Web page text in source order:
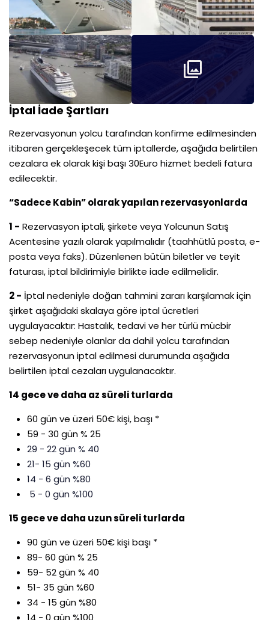
İptal İade Şartları
Rezervasyonun yolcu tarafından konfirme edilmesinden
itibaren gerçekleşecek tüm iptallerde, aşağıda belirtilen
cezalara ek olarak kişi başı 30Euro hizmet bedeli fatura
edilecektir.
“Sadece Kabin” olarak yapılan rezervasyonlarda
1 - Rezervasyon iptali, şirkete veya Yolcunun Satış
Acentesine yazılı olarak yapılmalıdır (taahhütlü posta, e-
posta veya faks). Düzenlenen bütün biletler ve teyit
faturası, iptal bildirimiyle birlikte iade edilmelidir.
2 - İptal nedeniyle doğan tahmini zararı karşılamak için
şirket aşağıdaki skalaya göre iptal ücretleri
uygulayacaktır: Hastalık, tedavi ve her türlü mücbir
sebep nedeniyle olanlar da dahil yolcu tarafından
rezervasyonun iptal edilmesi durumunda aşağıda
belirtilen iptal cezaları uygulanacaktır.
14 gece ve daha az süreli turlarda
60 gün ve üzeri 50€ kişi, başı *
59 - 30 gün % 25
29 - 22 gün % 40
21- 15 gün %60
14 - 6 gün %80
5 - 0 gün %100
15 gece ve daha uzun süreli turlarda
90 gün ve üzeri 50€ kişi başı *
89- 60 gün % 25
59- 52 gün % 40
51- 35 gün %60
34 - 15 gün %80
14 - 0 gün %100